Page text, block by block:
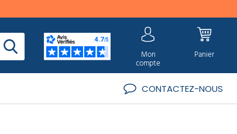
Mon
compte
Panier
CONTACTEZ-NOUS